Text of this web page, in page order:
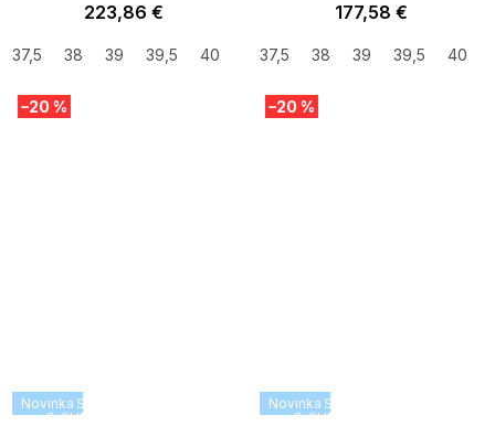
223,86 €
37,5 38 39 39,5 40 40,5 42 41,5
177,58 €
37,5 38 39 39,5 40
Novinka SUMMER SALE -35% ?
G_SUMMER35:35:EUR:P:f!2026-
–20 %
Novinka SUMMER SALE -35% ?
–20 %